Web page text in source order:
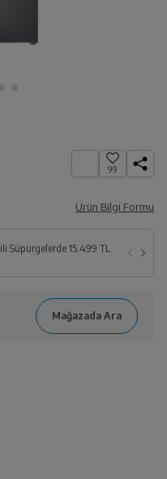
99
Ürün Bilgi Formu
Süpürgelerde 15.499 TL